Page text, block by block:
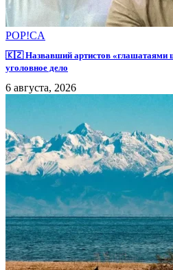
POP!CA
🇰🇿 Назвавший артистов «глашатаями
уголовное дело
6 августа, 2026